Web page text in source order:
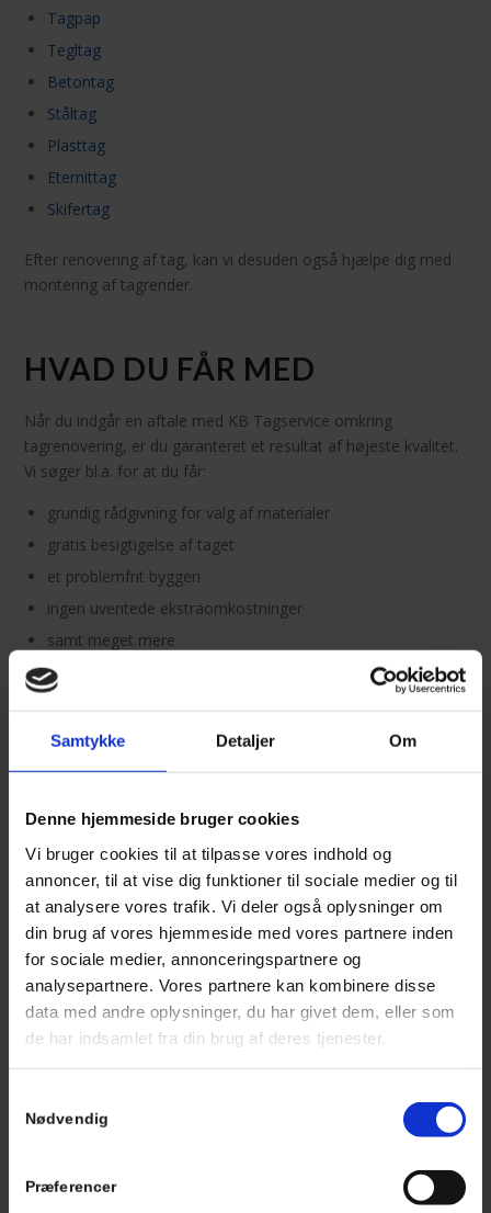
Samtykke Detaljer Om
Denne hjemmeside bruger cookies
Vi bruger cookies til at tilpasse vores indhold og
annoncer, til at vise dig funktioner til sociale medier og til
at analysere vores trafik. Vi deler også oplysninger om
din brug af vores hjemmeside med vores partnere inden
for sociale medier, annonceringspartnere og
analysepartnere. Vores partnere kan kombinere disse
data med andre oplysninger, du har givet dem, eller som
de har indsamlet fra din brug af deres tjenester.
Nødvendig
Præferencer
Tagpap
Tegltag
Betontag
Ståltag
Plasttag
Eternittag
Skifertag
Efter renovering af tag, kan vi desuden også hjælpe dig med
montering af tagrender.
HVAD DU FÅR MED
Når du indgår en aftale med KB Tagservice omkring
tagrenovering, er du garanteret et resultat af højeste kvalitet.
Vi søger bl.a. for at du får:
grundig rådgivning for valg af materialer
gratis besigtigelse af taget
et problemfrit byggeri
ingen uventede ekstraomkostninger
samt meget mere
Vi kommer med glæde ud og gennemgår jeres tag samt
guider jer gennem de mange valg der er til, når du skal have
renoveret tag. Derefter udarbejder vi efterfølgende et
skræddersyet tilbud på tagrenovering til netop dit hus.
HVAD DU FÅR MED
Det er dyrt at udbrede fejl og mangler – i visse tilfælde er
tagrenovering ikke nok. Er undertaget ramt af råd og
skimmet, grundet fugt og dårlig ventilation, kan du blive nødt
til at lægge dit tag helt om. Heldigvis er det at lægge nyt tag,
kun noget de fleste boligejere kommer ud for en gang i deres
liv. En solid tagrenovering vil ofte kunne mindske
varmeforbruget og behovet for vedligeholdelse. Vi tilbyder dig
RENOVERING AF TAG FREM
FOR NYT?